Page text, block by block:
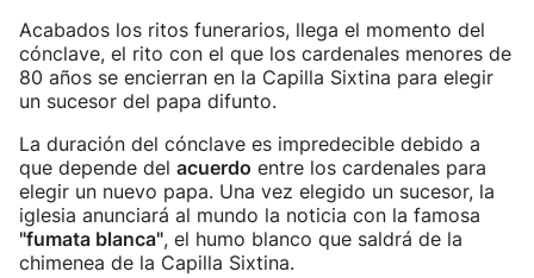
Acabados los ritos funerarios, llega el momento del
cónclave, el rito con el que los cardenales menores de
80 años se encierran en la Capilla Sixtina para elegir
un sucesor del papa difunto.
La duración del cónclave es impredecible debido a
que depende del acuerdo entre los cardenales para
elegir un nuevo papa. Una vez elegido un sucesor, la
iglesia anunciará al mundo la noticia con la famosa
"fumata blanca", el humo blanco que saldrá de la
chimenea de la Capilla Sixtina.